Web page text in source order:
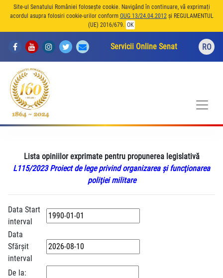
Site-ul Senatului României folosește cookie. Navigând în continuare, vă exprimați
acordul asupra folosiri cookie-urilor conform OUG 13/24.04.2012și REGULAMENTUL
(UE) 2016/679. OK
Servicii Online Senat RO
Lista opiniilor exprimate pentru propunerea legislativă
L115/2023 Proiect de lege privind organizarea şi funcţionarea
poliţiei militare
Data Start
interval
Data
Sfărșit
interval
De la: